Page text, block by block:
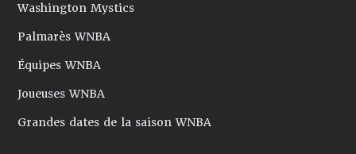
Washington Mystics
Palmarès WNBA
Équipes WNBA
Joueuses WNBA
Grandes dates de la saison WNBA